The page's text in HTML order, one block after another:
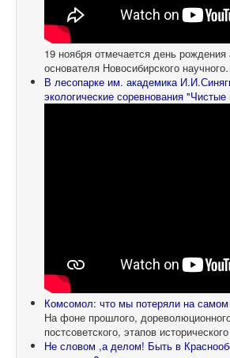
19 ноября отмечается день рождения
основателя Новосибирского
В лесопарке им. академика
экологические соревнования "Чистые
Комсомол: что мы потеряли на
На фоне прошлого,
постсоветского, этапов
Не словом ,а делом! Быть в